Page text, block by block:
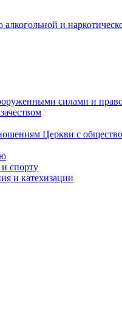
и
силами и
Церкви с
спорту
и катехизации